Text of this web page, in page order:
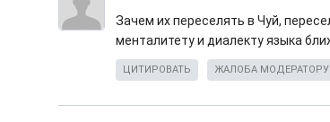
Зачем их переселять в Чуй,
менталитету и диалекту языка
ЦИТИРОВАТЬ ЖАЛОБА МОДЕРАТОРУ